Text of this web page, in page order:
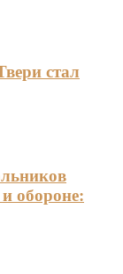
стал
обороне: